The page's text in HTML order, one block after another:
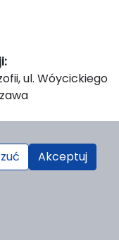
ul. Wóycickiego
5, domek
Akceptuj